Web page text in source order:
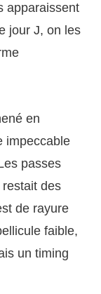
apparaissent
jour J, on les
en
impeccable
passes
restait des
de rayure
faible,
un timing